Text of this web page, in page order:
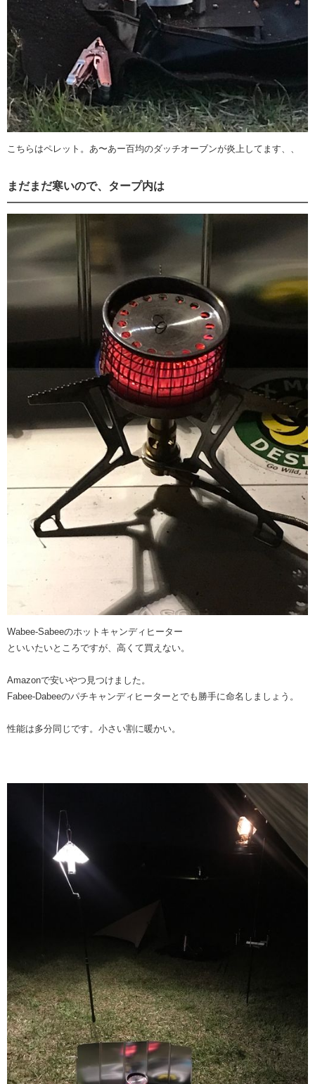
こちらはペレット。あ〜あー百均のダッチオーブンが炎上してます、、
まだまだ寒いので、タープ内は
Wabee-Sabeeのホットキャンディヒーター
といいたいところですが、高くて買えない。
Amazonで安いやつ見つけました。
Fabee-Dabeeのパチキャンディヒーターとでも勝手に命名しましょう。
性能は多分同じです。小さい割に暖かい。